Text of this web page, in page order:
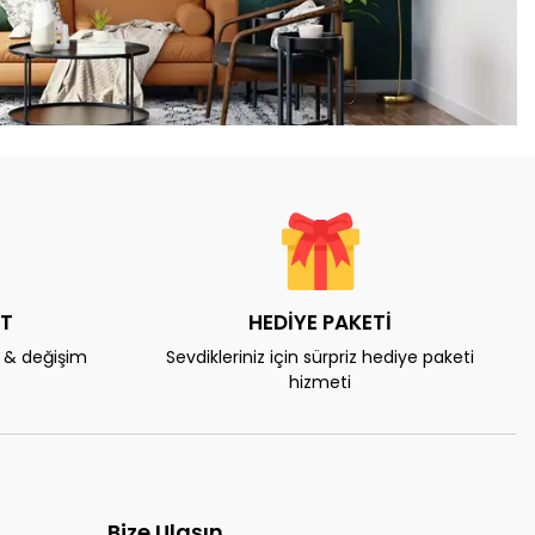
& değişim
HEDİYE PAKETİ
Sevdikleriniz için sürpriz hediye paketi
hizmeti